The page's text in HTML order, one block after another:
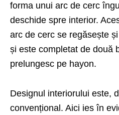
forma unui arc de cerc
deschide spre interior.
arc de cerc se regăsește
și este completat de două
prelungesc pe hayon.
Designul interiorului este,
convențional. Aici ies în